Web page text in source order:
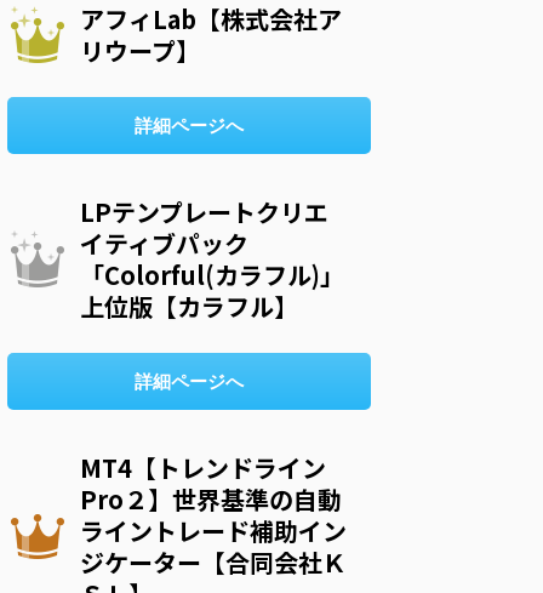
アフィLab【株式会社ア
リウープ】
詳細ページへ
LPテンプレートクリエ
イティブパック
「Colorful(カラフル)」
上位版【カラフル】
詳細ページへ
MT4【トレンドライン
Pro２】世界基準の自動
ライントレード補助イン
ジケーター【合同会社Ｋ